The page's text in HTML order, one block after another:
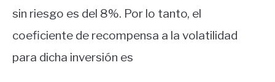
sin riesgo es del 8%. Por lo tanto, el
coeficiente de recompensa a la volatilidad
para dicha inversión es